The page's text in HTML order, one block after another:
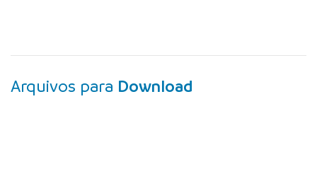
Arquivos para Download